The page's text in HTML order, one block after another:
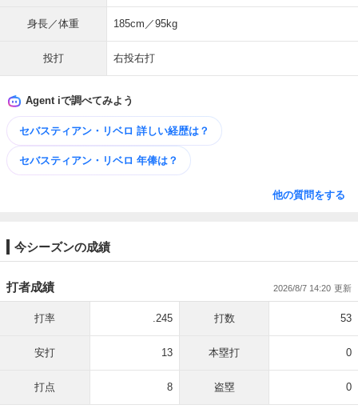
身長／体重 185cm／95kg
投打 右投右打
Agent iで調べてみよう
セバスティアン・リベロ 詳しい​経歴は？
セバスティアン・リベロ 年俸は？
他の質問をする
今シーズンの成績
打者成績 2026/8/7 14:20
打率 .245 打数 53
安打 13 本塁打 0
打点 8 盗塁 0